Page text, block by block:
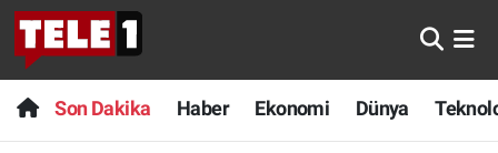
Son Dakika Haber Ekonomi Dünya
Anında Manşet
Başka Sohbetler
Son Dakika
Haber
Nöbetçi Eczaneler
Hava Durumu